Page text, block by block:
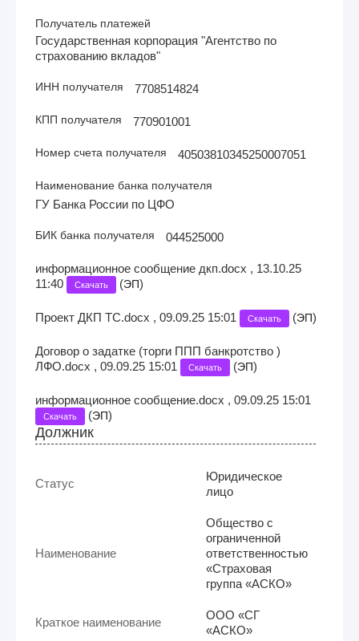
Получатель платежей
Государственная корпорация "Агентство по
страхованию вкладов"
ИНН получателя 7708514824
КПП получателя 770901001
Номер счета получателя 40503810345250007051
Наименование банка получателя
ГУ Банка России по ЦФО
БИК банка получателя 044525000
информационное сообщение дкп.docx , 13.10.25
11:40
Скачать (ЭП)
Проект ДКП ТС.docx , 09.09.25 15:01 Скачать (ЭП)
Договор о задатке (торги ППП банкротство )
ЛФО.docx , 09.09.25 15:01
Скачать (ЭП)
информационное сообщение.docx , 09.09.25 15:01
Скачать (ЭП)
Должник
Статус
Юридическое
лицо
Наименование
Общество с
ограниченной
ответственностью
«Страховая
группа «АСКО»
Краткое наименование
ООО «СГ
«АСКО»